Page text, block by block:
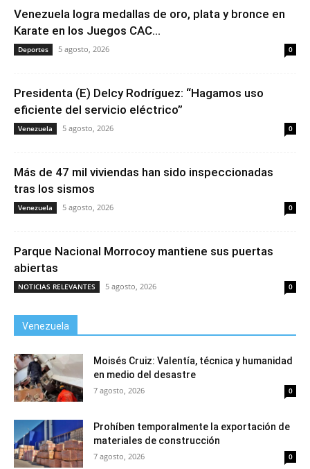
Venezuela logra medallas de oro, plata y bronce en
Karate en los Juegos CAC...
Deportes 5 agosto, 2026 0
Presidenta (E) Delcy Rodríguez: “Hagamos uso
eficiente del servicio eléctrico”
Venezuela 5 agosto, 2026 0
Más de 47 mil viviendas han sido inspeccionadas
tras los sismos
Venezuela 5 agosto, 2026 0
Parque Nacional Morrocoy mantiene sus puertas
abiertas
NOTICIAS RELEVANTES 5 agosto, 2026 0
Venezuela
Moisés Cruiz: Valentía, técnica y humanidad
en medio del desastre
7 agosto, 2026 0
Prohíben temporalmente la exportación de
materiales de construcción
7 agosto, 2026 0